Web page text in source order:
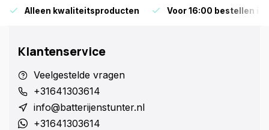
Alleen kwaliteitsproducten Voor 16:00 bestellen is
Klantenservice
Veelgestelde vragen
+31641303614
info@batterijenstunter.nl
+31641303614